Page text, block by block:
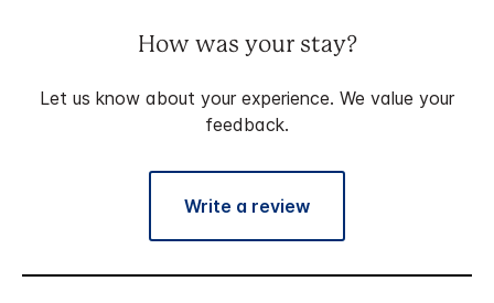
How was your stay?
Let us know about your experience. We value your
feedback.
Write a review